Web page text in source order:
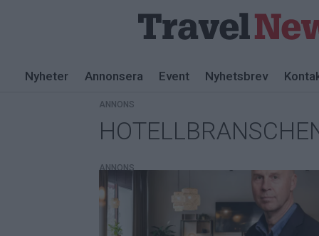
Nyheter Annonsera Event Nyhetsbrev
hotellbranschen
ANNONS
ANNONS